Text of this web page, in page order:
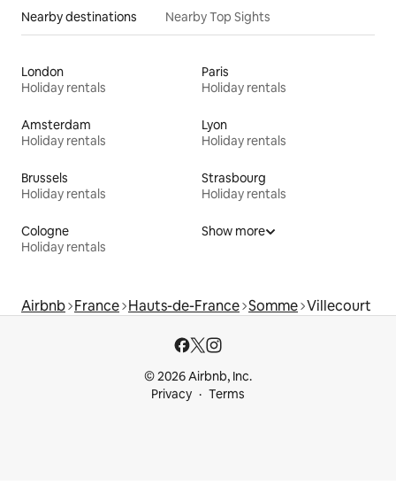
Nearby destinations Nearby Top Sights
London
Holiday rentals
Paris
Holiday rentals
Amsterdam
Holiday rentals
Lyon
Holiday rentals
Brussels
Holiday rentals
Strasbourg
Holiday rentals
Cologne
Holiday rentals
Show more
Airbnb France Hauts-de-France Somme Villecourt
© 2026 Airbnb, Inc.
Privacy
Terms